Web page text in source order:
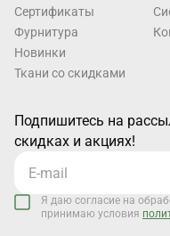
Cертификаты
Фурнитура
Новинки
Ткани со скидками
Подпишитесь на
скидках и акциях!
Я даю согласие на
принимаю условия